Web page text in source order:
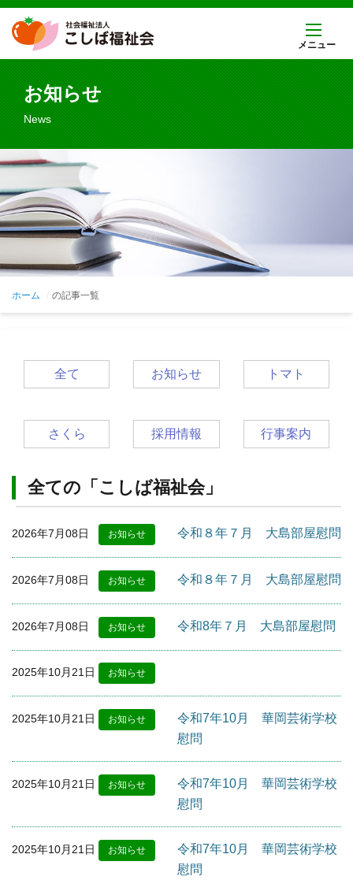
メニュー
お知らせ
News
ホーム の記事一覧
全て お知らせ トマト
さくら 採用情報 行事案内
全ての「こしば福祉会」
2026年7月08日 お知らせ 令和８年７月 大島部屋慰問
2026年7月08日 お知らせ 令和８年７月 大島部屋慰問
2026年7月08日 お知らせ 令和8年７月 大島部屋慰問
2025年10月21日 お知らせ
2025年10月21日 お知らせ
令和7年10月 華岡芸術学校
慰問
2025年10月21日 お知らせ
令和7年10月 華岡芸術学校
慰問
2025年10月21日 お知らせ
令和7年10月 華岡芸術学校
慰問